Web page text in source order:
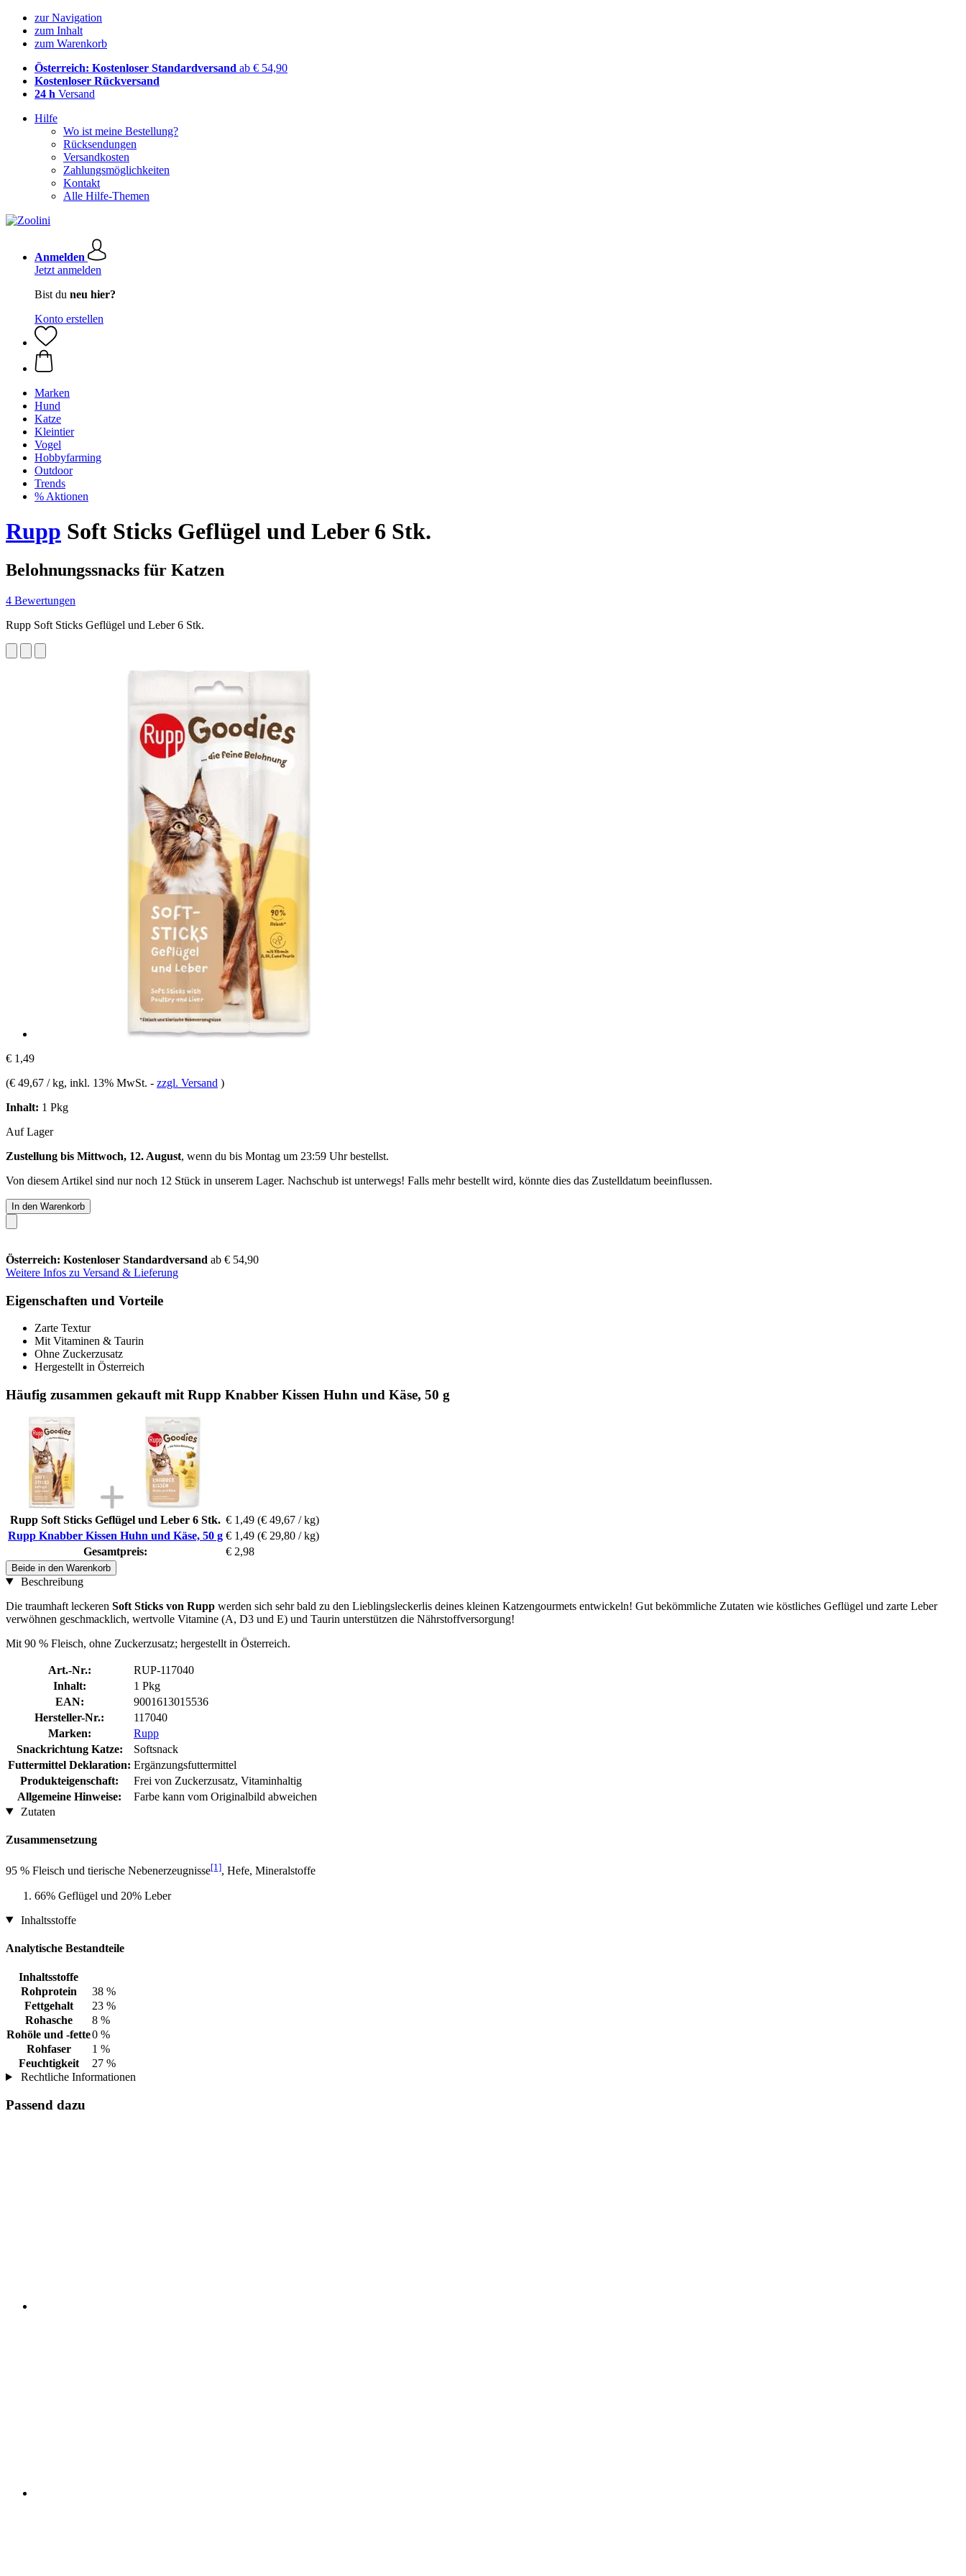
zur Navigation
zum Inhalt
zum Warenkorb
Österreich: Kostenloser Standardversand ab € 54,90
Kostenloser Rückversand
24 h Versand
Hilfe
Wo ist meine Bestellung?
Rücksendungen
Versandkosten
Zahlungsmöglichkeiten
Kontakt
Alle Hilfe-Themen
Anmelden
Jetzt anmelden
Bist du neu hier?
Konto erstellen
Marken
Hund
Katze
Kleintier
Vogel
Hobbyfarming
Outdoor
Trends
% Aktionen
Rupp Soft Sticks Geflügel und Leber 6 Stk.
Belohnungssnacks für Katzen
4 Bewertungen
Rupp Soft Sticks Geflügel und Leber 6 Stk.
€ 1,49
(€ 49,67 / kg, inkl. 13% MwSt. - zzgl. Versand )
Inhalt: 1 Pkg
Auf Lager
Zustellung bis Mittwoch, 12. August, wenn du bis Montag um 23:59 Uhrbestellst.
Von diesem Artikel sind nur noch 12 Stück in unserem Lager. Nachschub ist unterwegs! Falls mehr bestellt wird, könnte dies das Zustelldatum beeinflussen.
In den Warenkorb
Österreich: Kostenloser Standardversand ab € 54,90
Weitere Infos zu Versand & Lieferung
Eigenschaften und Vorteile
Zarte Textur
Mit Vitaminen & Taurin
Ohne Zuckerzusatz
Hergestellt in Österreich
Häufig zusammen gekauft mit Rupp Knabber Kissen Huhn und Käse, 50 g
Rupp Soft Sticks Geflügel und Leber 6 Stk. € 1,49 (€ 49,67 / kg)
Rupp Knabber Kissen Huhn und Käse, 50 g € 1,49 (€ 29,80 / kg)
Gesamtpreis:
€ 2,98
Beide in den Warenkorb
Beschreibung
Die traumhaft leckeren Soft Sticks von Rupp werden sich sehr bald zu den Lieblingsleckerlis deines kleinen Katzengourmets entwickeln! Gut bekömmliche Zutaten wie köstliches Geflügel und zarte Leber
verwöhnen geschmacklich, wertvolle Vitamine (A, D3 und E) und Taurin unterstützen die Nährstoffversorgung!
Mit 90 % Fleisch, ohne Zuckerzusatz; hergestellt in Österreich.
Art.-Nr.:
RUP-117040
Inhalt:
1 Pkg
EAN:
9001613015536
Hersteller-Nr.:
117040
Marken:
Rupp
Snackrichtung Katze:
Softsnack
Futtermittel Deklaration: Ergänzungsfuttermittel
Produkteigenschaft:
Frei von Zuckerzusatz, Vitaminhaltig
Allgemeine Hinweise:
Farbe kann vom Originalbild abweichen
Zutaten
Zusammensetzung
95 % Fleisch und tierische Nebenerzeugnisse[1], Hefe, Mineralstoffe
66% Geflügel und 20% Leber
Inhaltsstoffe
Analytische Bestandteile
Inhaltsstoffe
Rohprotein
38 %
Fettgehalt
23 %
Rohasche
8 %
Rohöle und -fette0 %
Rohfaser
1 %
Feuchtigkeit
27 %
Rechtliche Informationen
Passend dazu